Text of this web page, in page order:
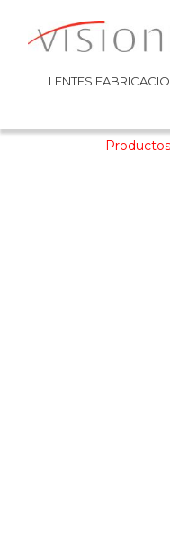
LENTES
LENTES
Productos